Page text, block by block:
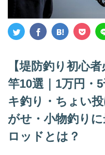
【堤防釣り初心
竿10選｜1万円・
キ釣り・ちょい
がせ・小物釣り
ロッドとは？